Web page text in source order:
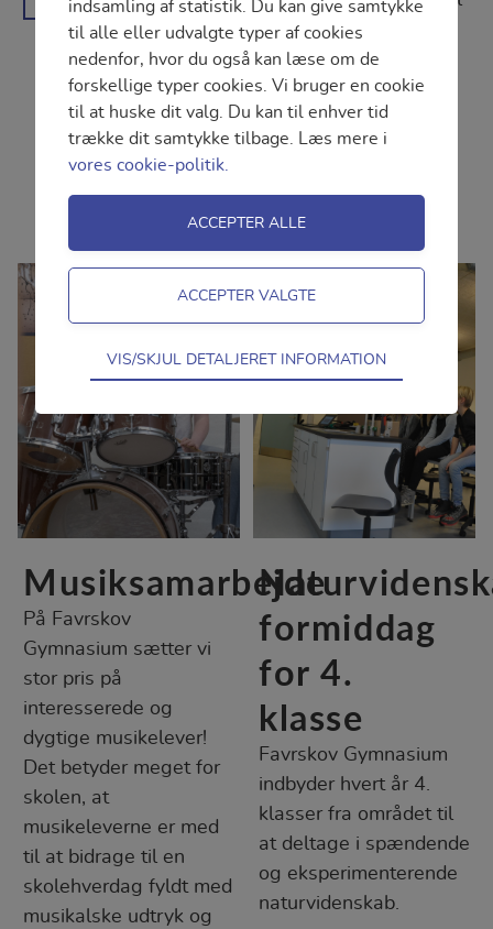
være med i et
fællesskab med andre
motiverede unge.
Musiksamarbejde
På Favrskov
Gymnasium sætter vi
stor pris på
interesserede og
dygtige musikelever!
Det betyder meget for
skolen, at
musikeleverne er med
til at bidrage til en
skolehverdag fyldt med
musikalske udtryk og
formiddag
for 4.
klasse
Favrskov Gymnasium
indbyder hvert år 4.
klasser fra området til
at deltage i spændende
og eksperimenterende
naturvidenskab.
indsamling af statistik. Du kan give samtykke
til alle eller udvalgte typer af cookies
nedenfor, hvor du også kan læse om de
forskellige typer cookies. Vi bruger en cookie
til at huske dit valg. Du kan til enhver tid
trække dit samtykke tilbage. Læs mere i
vores cookie-politik.
Teknisk
Tekniske cookies er nødvendige for
hjemmesidens grundlæggende funktioner
som fx navigation, adgangskontrol samt
indkøbskurv og kan derfor ikke fravælges.
Statistik
design, brugervenlighed og effektiviteten af
en hjemmeside. Fx ved at indsamle
besøgsstatistik om antal besøg og hvordan
hjemmesiden bruges.
VIS/SKJUL DETALJERET INFORMATION